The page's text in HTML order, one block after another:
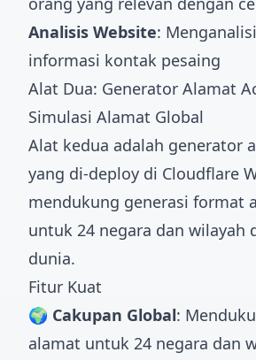
Analisis Website:
informasi kontak pesaing
Alat Dua: Generator Alamat
Simulasi Alamat Global
Alat kedua adalah generator
yang di-deploy di Cloudflare
mendukung generasi format
untuk 24 negara dan wilayah
dunia.
Fitur Kuat
🌍 Cakupan Global:
alamat untuk 24 negara dan